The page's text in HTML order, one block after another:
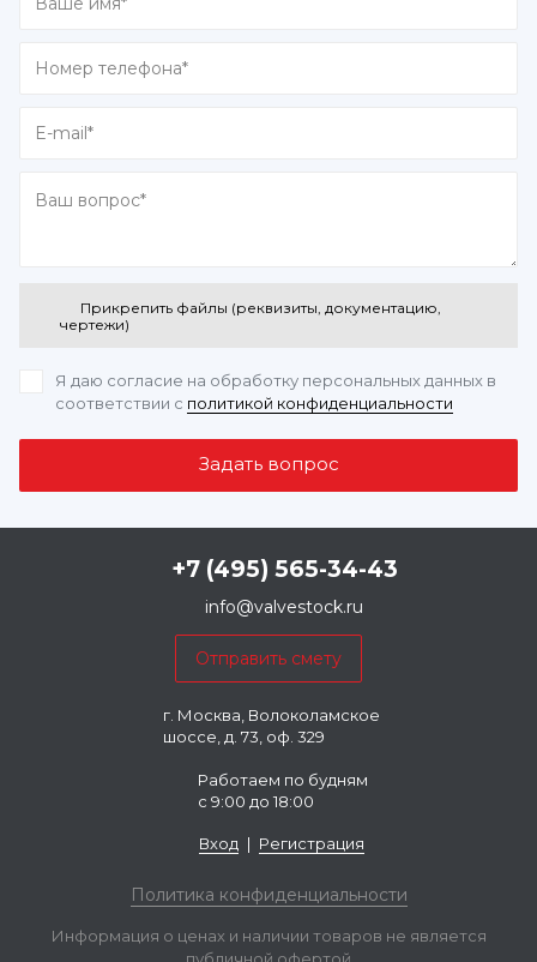
Прикрепить файлы (реквизиты, документацию,
чертежи)
Я даю согласие на обработку персональных данных в
соответствии с политикой конфиденциальности
+7 (495) 565-34-43
info@valvestock.ru
г. Москва, Волоколамское
шоссе, д. 73, оф. 329
Работаем по будням
с 9:00 до 18:00
Вход | Регистрация
Политика конфиденциальности
Информация о ценах и наличии товаров не является
публичной офертой